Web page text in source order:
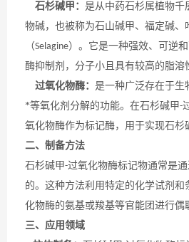
石杉碱甲： 是从中药石杉属植物千
物碱，也被称为石山碱甲、福定碱、
（Selagine）。它是一种强效、可逆
酶抑制剂，分子小且具有较高的脂溶
过氧化物酶： 是一种广泛存在于生
*等氧化剂分解的功能。在石杉碱甲-
氧化物酶作为标记酶，用于实现石杉
二、制备方法
石杉碱甲-过氧化物酶标记物通常是
的。这种方法利用特定的化学试剂
化物酶的氨基或羧基等官能团进行偶
三、应用领域